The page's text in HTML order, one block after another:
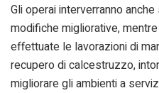
Gli operai interverranno
modifiche migliorative,
effettuate le lavorazioni di
recupero di calcestruzzo,
migliorare gli ambienti a